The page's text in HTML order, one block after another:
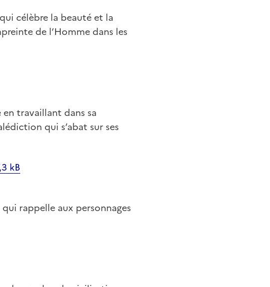
célèbre la beauté et la
de l’Homme dans les
travaillant dans sa
qui s’abat sur ses
kB
rappelle aux personnages